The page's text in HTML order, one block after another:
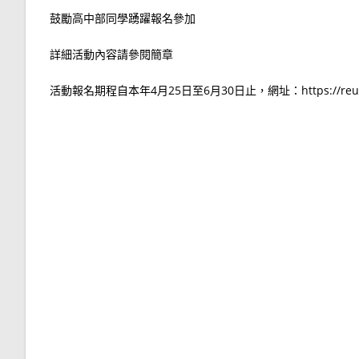
鼓勵高中部同學踴躍報名參加
詳細活動內容請參閱簡章
活動報名期程自本年4月25日至6月30日止，網址：https://